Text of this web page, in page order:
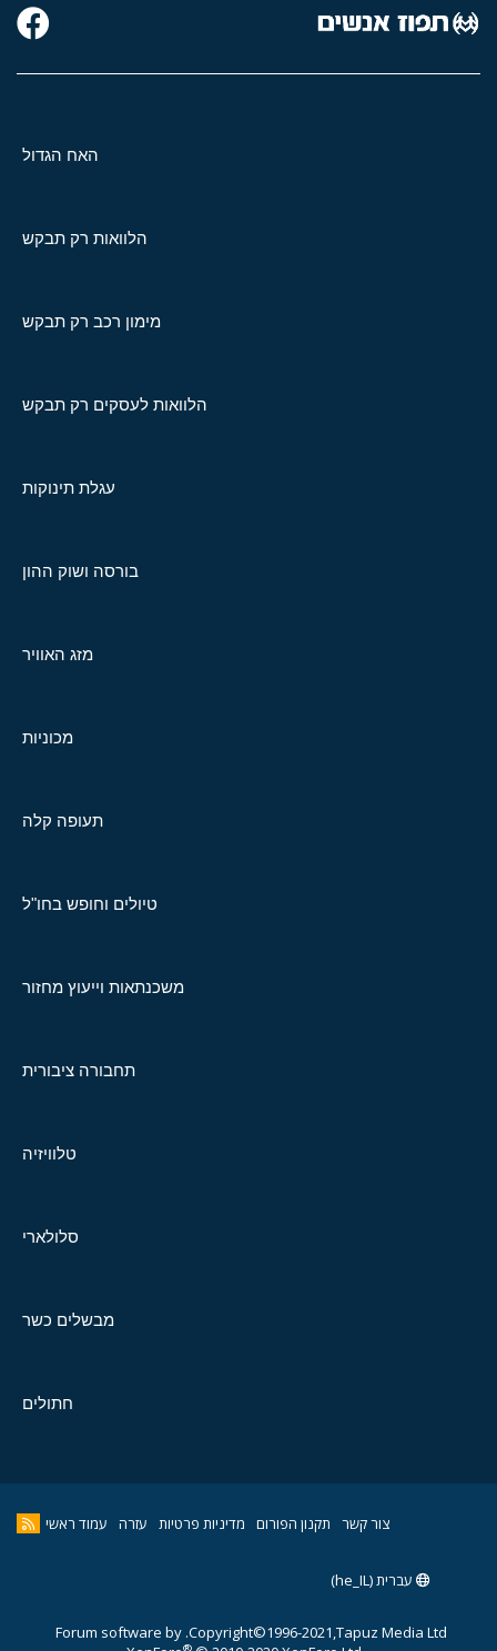
האח הגדול
הלוואות רק תבקש
מימון רכב רק תבקש
הלוואות לעסקים רק תבקש
עגלת תינוקות
בורסה ושוק ההון
מזג האוויר
מכוניות
תעופה קלה
טיולים וחופש בחו"ל
משכנתאות וייעוץ מחזור
תחבורה ציבורית
טלוויזיה
סלולארי
מבשלים כשר
חתולים
צור קשר תקנון הפורום מדיניות פרטיות עזרה עמוד ראשי
עברית (he_IL)
Copyright©1996-2021,Tapuz Media Ltd.
Forum software by